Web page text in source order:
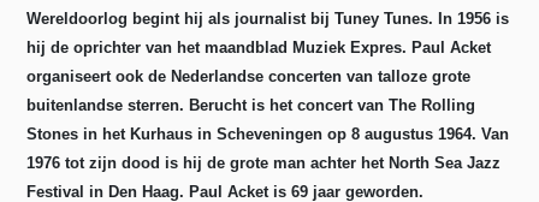
Wereldoorlog begint hij als journalist bij Tuney Tunes. In 1956 is
hij de oprichter van het maandblad Muziek Expres. Paul Acket
organiseert ook de Nederlandse concerten van talloze grote
buitenlandse sterren. Berucht is het concert van The Rolling
Stones in het Kurhaus in Scheveningen op 8 augustus 1964. Van
1976 tot zijn dood is hij de grote man achter het North Sea Jazz
Festival in Den Haag. Paul Acket is 69 jaar geworden.